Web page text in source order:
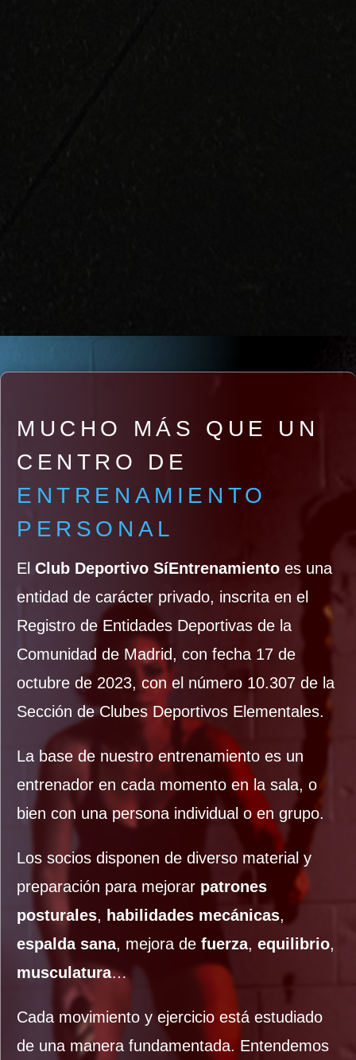
MUCHO MÁS QUE UN
CENTRO DE
ENTRENAMIENTO
PERSONAL
El Club Deportivo SíEntrenamiento es una
entidad de carácter privado, inscrita en el
Registro de Entidades Deportivas de la
Comunidad de Madrid, con fecha 17 de
octubre de 2023, con el número 10.307 de la
Sección de Clubes Deportivos Elementales.
La base de nuestro entrenamiento es un
entrenador en cada momento en la sala, o
bien con una persona individual o en grupo.
Los socios disponen de diverso material y
preparación para mejorar patrones
posturales, habilidades mecánicas,
espalda sana, mejora de fuerza, equilibrio,
musculatura…
Cada movimiento y ejercicio está estudiado
de una manera fundamentada. Entendemos